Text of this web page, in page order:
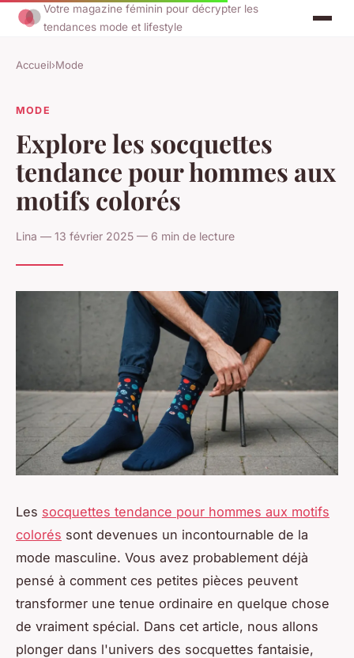
Votre magazine féminin pour décrypter les
tendances mode et lifestyle
Accueil›Mode
MODE
Explore les socquettes
tendance pour hommes aux
motifs colorés
Lina — 13 février 2025 — 6 min de lecture
Les socquettes tendance pour hommes aux motifs
colorés sont devenues un incontournable de la
mode masculine. Vous avez probablement déjà
pensé à comment ces petites pièces peuvent
transformer une tenue ordinaire en quelque chose
de vraiment spécial. Dans cet article, nous allons
plonger dans l'univers des socquettes fantaisie,